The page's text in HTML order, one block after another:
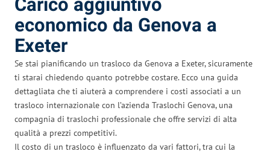
economico da Genova a
Exeter
Se stai pianificando un trasloco da Genova a Exeter, sicuramente
ti starai chiedendo quanto potrebbe costare. Ecco una guida
dettagliata che ti aiuterà a comprendere i costi associati a un
trasloco internazionale con l’azienda Traslochi Genova, una
compagnia di traslochi professionale che offre servizi di alta
qualità a prezzi competitivi.
Il costo di un trasloco è influenzato da vari fattori, tra cui la